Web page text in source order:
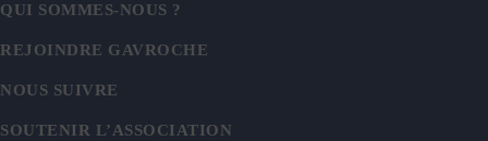
QUI SOMMES-NOUS ?
REJOINDRE GAVROCHE
NOUS SUIVRE
SOUTENIR L’ASSOCIATION